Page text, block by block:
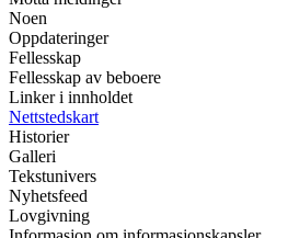
Noen
Oppdateringer
Fellesskap
Fellesskap av beboere
Linker i innholdet
Nettstedskart
Historier
Galleri
Tekstunivers
Nyhetsfeed
Lovgivning